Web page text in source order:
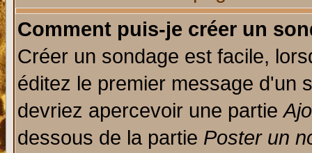
Comment puis-je créer un
Créer un sondage est facile,
éditez le premier message d'un
devriez apercevoir une partie
dessous de la partie Poster un